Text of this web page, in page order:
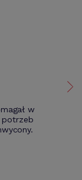
w
potrzeb